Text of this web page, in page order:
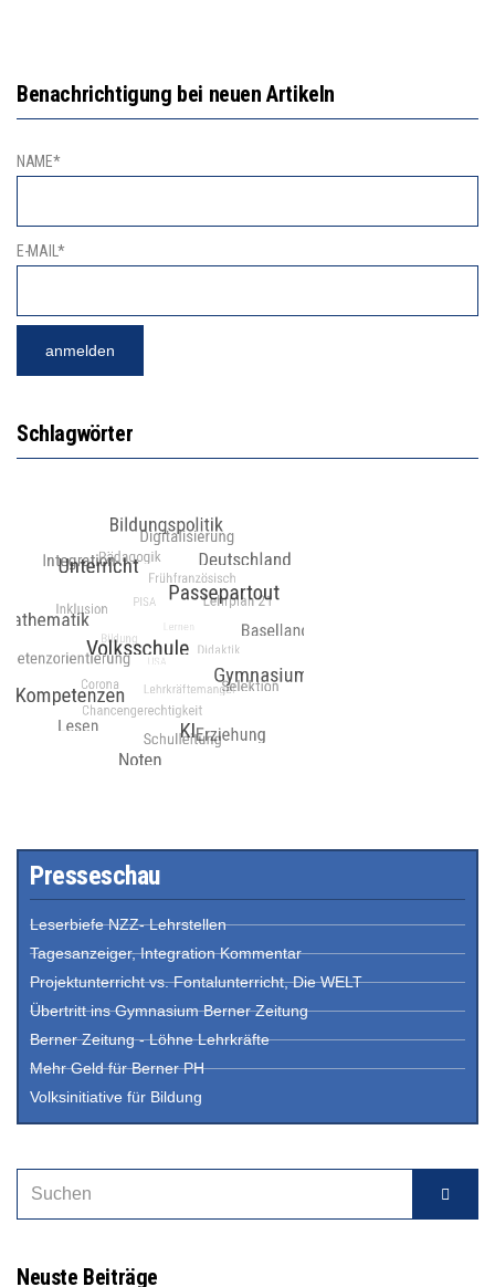
Benachrichtigung bei neuen Artikeln
NAME*
E-MAIL*
Schlagwörter
Presseschau
Leserbiefe NZZ- Lehrstellen
Tagesanzeiger, Integration Kommentar
Projektunterricht vs. Fontalunterricht, Die WELT
Übertritt ins Gymnasium Berner Zeitung
Berner Zeitung - Löhne Lehrkräfte
Mehr Geld für Berner PH
Volksinitiative für Bildung
Neuste Beiträge